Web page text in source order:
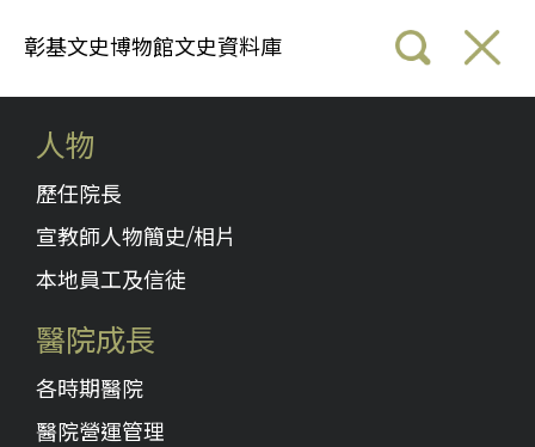
彰基文史博物館文史資料庫
人物
歷任院長
宣教師人物簡史/相片
本地員工及信徒
醫院成長
各時期醫院
醫院營運管理